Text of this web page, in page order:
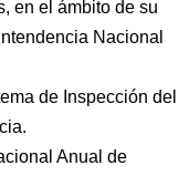
en el ámbito de su
Nacional
de Inspección del
Anual de